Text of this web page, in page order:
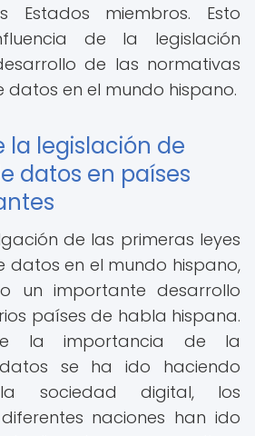
miembros. Esto
de la legislación
de las normativas
en el mundo hispano.
la legislación de
datos en países
de las primeras leyes
datos en el mundo hispano,
un importante desarrollo
países de habla hispana.
la importancia de la
se ha ido haciendo
sociedad digital, los
naciones han ido